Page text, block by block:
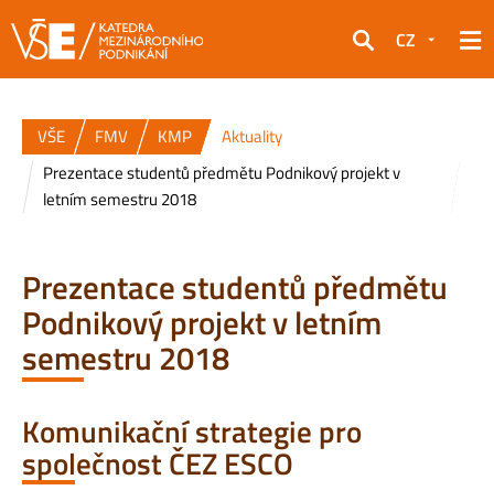
Hledat
CZ
VŠE FMV KMP
Aktuality
Prezentace studentů předmětu Podnikový projekt v
letním semestru 2018
Prezentace studentů předmětu
Podnikový projekt v letním
semestru 2018
Komunikační strategie pro
společnost ČEZ ESCO